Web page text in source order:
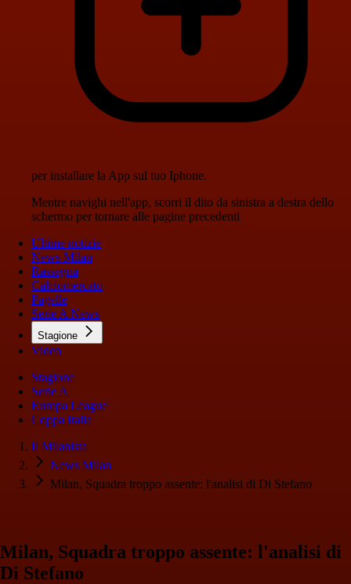
per installare la App sul tuo Iphone.
Mentre navighi nell'app, scorri il dito da sinistra a destra dello
schermo per tornare alle pagine precedenti
Ultime notizie
News Milan
Rassegna
Calciomercato
Pagelle
Serie A News
Stagione
Video
Stagione
Serie A
Europa League
Coppa Italia
Il Milanista
News Milan
Milan, Squadra troppo assente: l'analisi di Di Stefano
Milan, Squadra troppo assente: l'analisi di
Di Stefano